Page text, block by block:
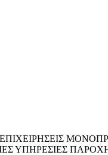
ΥΠΗΡΕΣΙΕΣ